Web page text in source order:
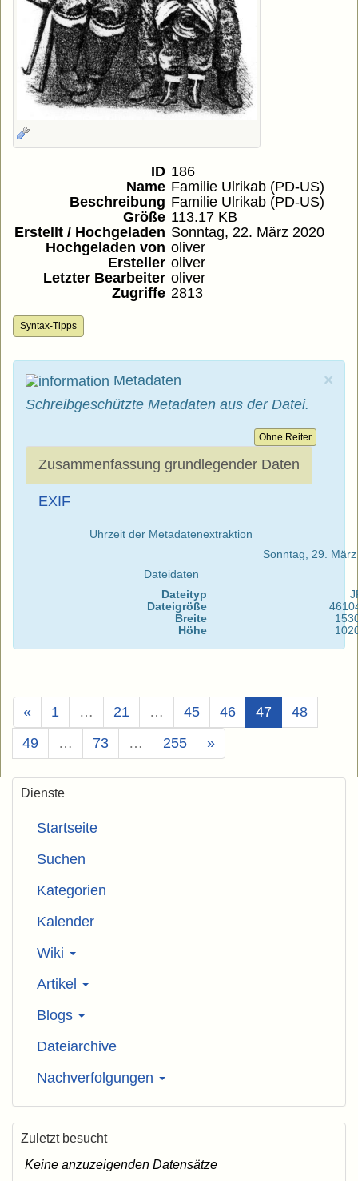
ID 186
Name Familie Ulrikab (PD-US)
Beschreibung Familie Ulrikab (PD-US)
Größe 113.17 KB
Erstellt / Hochgeladen Sonntag, 22. März 2020
Hochgeladen von oliver
Ersteller oliver
Letzter Bearbeiter oliver
Zugriffe 2813
Syntax-Tipps
×
Metadaten
Schreibgeschützte Metadaten aus der Datei.
Ohne Reiter
Zusammenfassung grundlegender Daten
EXIF
Uhrzeit der Metadatenextraktion
Sonntag, 29.
Dateidaten
Dateityp
Dateigröße
Breite
Höhe
« 1 … 21 … 45 46 47(Aktuell)
48
49
… 73 … 255 »
Dienste
Startseite
Suchen
Kategorien
Kalender
Wiki
Artikel
Blogs
Dateiarchive
Nachverfolgungen
Zuletzt besucht
Keine anzuzeigenden Datensätze